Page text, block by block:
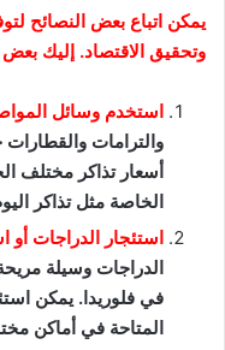
يمكن اتباع بعض النصائح
وتحقيق الاقتصاد. إليك بعض
استخدم وسائل
والترامات والقطارات
أسعار تذاكر مختلف
الخاصة مثل تذاكر
استئجار الدراجات
الدراجات وسيلة
في فلوريدا. يمكن
المتاحة في أماكن